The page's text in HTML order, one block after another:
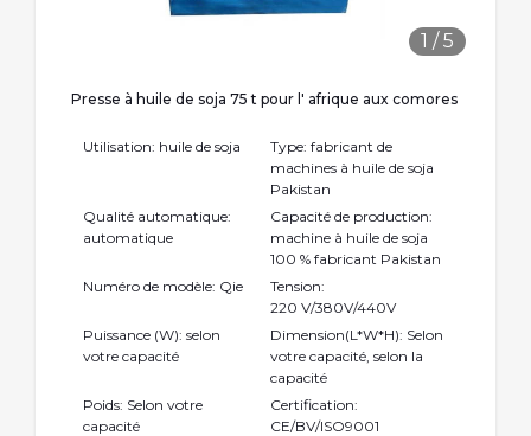
1 /5
Presse à huile de soja 75 t pour l' afrique aux comores
Utilisation: huile de soja
Type: fabricant de
machines à huile de soja
Pakistan
Qualité automatique:
automatique
Capacité de production:
machine à huile de soja
100 % fabricant Pakistan
Numéro de modèle: Qie
Tension:
220 V/380V/440V
Puissance (W): selon
votre capacité
Dimension(L*W*H): Selon
votre capacité, selon la
capacité
Poids: Selon votre
capacité
Certification:
CE/BV/ISO9001